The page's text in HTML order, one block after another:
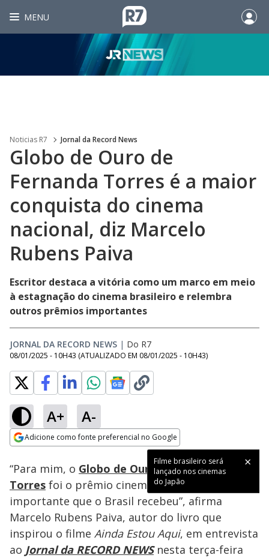
MENU
Noticias R7 Jornal da Record News
Globo de Ouro de
Fernanda Torres é a maior
conquista do cinema
nacional, diz Marcelo
Rubens Paiva
Escritor destaca a vitória como um marco em meio
à estagnação do cinema brasileiro e relembra
outros prêmios importantes
JORNAL DA RECORD NEWS | Do R7
08/01/2025 - 10H43 (ATUALIZADO EM 08/01/2025 - 10H43)
A+ A-
Adicione como fonte preferencial no Google
Filme brasileiro será
lançado nos cinemas
do Japão
Ativar
Loaded
67.43%
“Para mim, o Globo de Ouro de Fernanda
Torres foi o prêmio cinematográfico mais
importante que o Brasil recebeu”, afirma
Marcelo Rubens Paiva, autor do livro que
inspirou o filme Ainda Estou Aqui, em entrevista
ao Jornal da RECORD NEWSnesta terça-feira